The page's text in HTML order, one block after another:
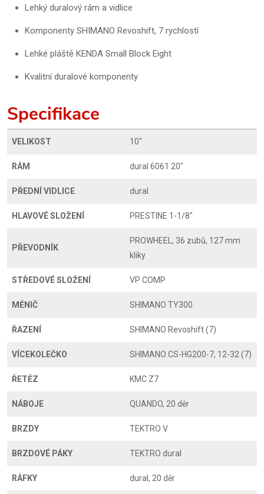
Lehký duralový rám a vidlice
Komponenty SHIMANO Revoshift, 7 rychlostí
Lehké pláště KENDA Small Block Eight
Kvalitní duralové komponenty
Specifikace
VELIKOST 10"
RÁM dural 6061 20"
PŘEDNÍ VIDLICE dural
HLAVOVÉ SLOŽENÍ PRESTINE 1-1/8"
PŘEVODNÍK
PROWHEEL, 36 zubů, 127 mm
kliky
STŘEDOVÉ SLOŽENÍ VP COMP
MĚNIČ SHIMANO TY300
ŘAZENÍ SHIMANO Revoshift (7)
VÍCEKOLEČKO SHIMANO CS-HG200-7, 12-32 (7)
ŘETĚZ KMC Z7
NÁBOJE QUANDO, 20 děr
BRZDY TEKTRO V
BRZDOVÉ PÁKY TEKTRO dural
RÁFKY dural, 20 děr